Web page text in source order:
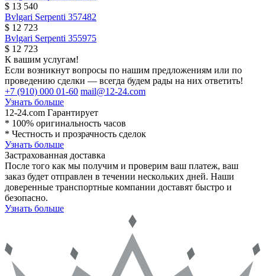
$ 13 540
Bvlgari Serpenti 357482
$ 12 723
Bvlgari Serpenti 355975
$ 12 723
К вашим услугам!
Если возникнут вопросы по нашим предложениям или по
проведению сделки — всегда будем рады на них ответить!
+7 (910) 000 01-60 mail@12-24.com
Узнать больше
12-24.com Гарантирует
* 100% оригинальность часов
* Честность и прозрачность сделок
Узнать больше
Застрахованная доставка
После того как мы получим и проверим ваш платеж, ваш
заказ будет отправлен в течении нескольких дней. Наши
доверенные транспортные компании доставят быстро и
безопасно.
Узнать больше